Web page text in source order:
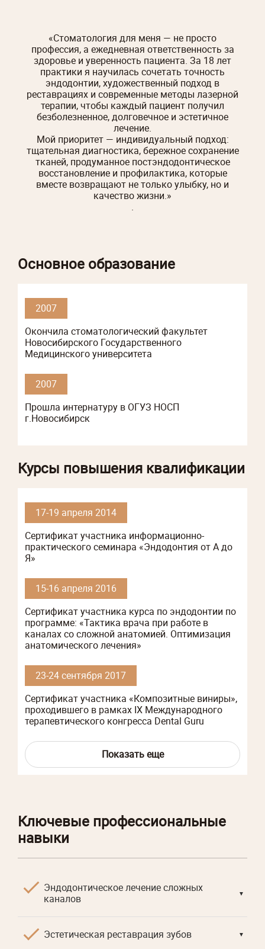
«Стоматология для меня — не просто
профессия, а ежедневная ответственность за
здоровье и уверенность пациента. За 18 лет
практики я научилась сочетать точность
эндодонтии, художественный подход в
реставрациях и современные методы лазерной
терапии, чтобы каждый пациент получил
безболезненное, долговечное и эстетичное
лечение.
Мой приоритет — индивидуальный подход:
тщательная диагностика, бережное сохранение
тканей, продуманное постэндодонтическое
восстановление и профилактика, которые
вместе возвращают не только улыбку, но и
качество жизни.»
.
Основное образование
2007
Окончила стоматологический факультет
Новосибирского Государственного
Медицинского университета
2007
Прошла интернатуру в ОГУЗ НОСП
г.Новосибирск
Курсы повышения квалификации
17-19 апреля 2014
Сертификат участника информационно-
практического семинара «Эндодонтия от А до
Я»
15-16 апреля 2016
Сертификат участника курса по эндодонтии по
программе: «Тактика врача при работе в
каналах со сложной анатомией. Оптимизация
анатомического лечения»
23-24 сентября 2017
Сертификат участника «Композитные виниры»,
проходившего в рамках IX Международного
терапевтического конгресса Dental Guru
Показать еще
Ключевые профессиональные
навыки
Эндодонтическое лечение сложных
каналов
▼
Эстетическая реставрация зубов ▼